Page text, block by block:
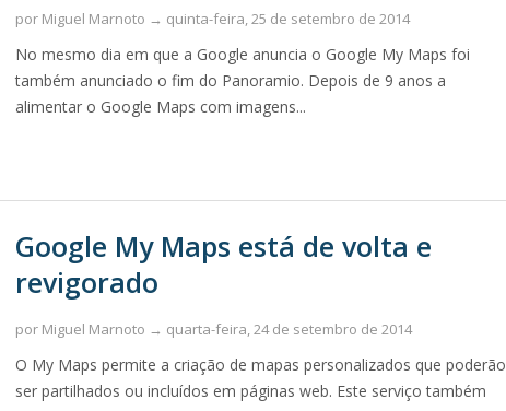
por Miguel Marnoto → quinta-feira, 25 de setembro de 2014
No mesmo dia em que a Google anuncia o Google My Maps foi
também anunciado o fim do Panoramio. Depois de 9 anos a
alimentar o Google Maps com imagens...
Google My Maps está de volta e
revigorado
por Miguel Marnoto → quarta-feira, 24 de setembro de 2014
O My Maps permite a criação de mapas personalizados que poderão
ser partilhados ou incluídos em páginas web. Este serviço também